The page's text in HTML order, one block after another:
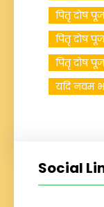
पितृ दोष
पितृ दोष
पितृ दोष
यदि नवम
Social